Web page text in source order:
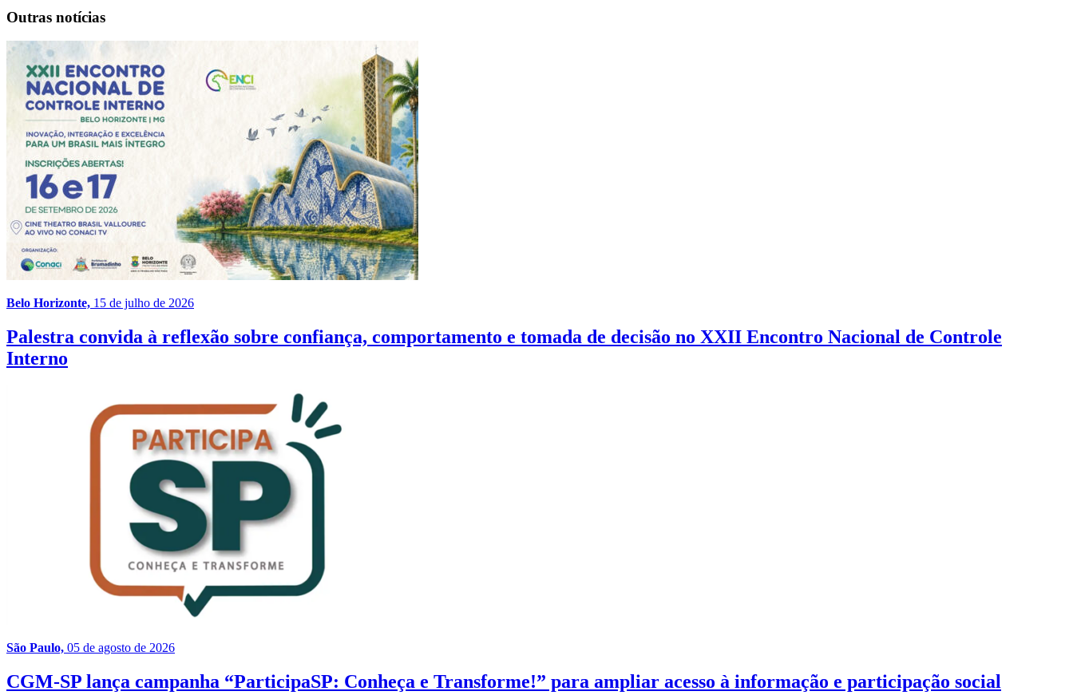
Outras notícias
Belo Horizonte, 15 de julho de 2026
Palestra convida à reflexão sobre confiança, comportamento e tomada de decisão no XXII Encontro Nacional de Controle
Interno
São Paulo, 05 de agosto de 2026
CGM-SP lança campanha “ParticipaSP: Conheça e Transforme!” para ampliar acesso à informação e participação social